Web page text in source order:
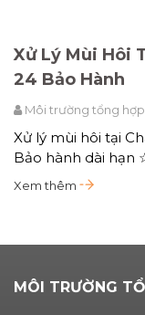
Xử Lý Mùi Hôi
24 Bảo Hành
Môi trường tổng hợp
Xử lý mùi hôi tại
Bảo hành dài hạn
Xem thêm
MÔI TRƯỜNG